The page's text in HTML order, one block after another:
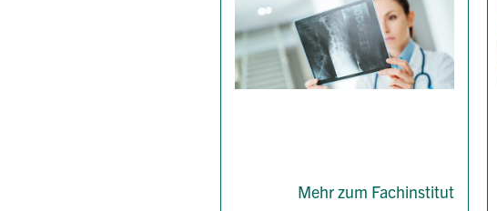
Mehr zum Fachinstitut